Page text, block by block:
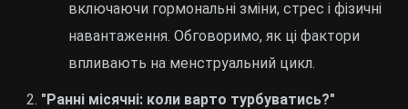
включаючи гормональні зміни, стрес і фізичні
навантаження. Обговоримо, як ці фактори
впливають на менструальний цикл.
"Ранні місячні: коли варто турбуватись?"